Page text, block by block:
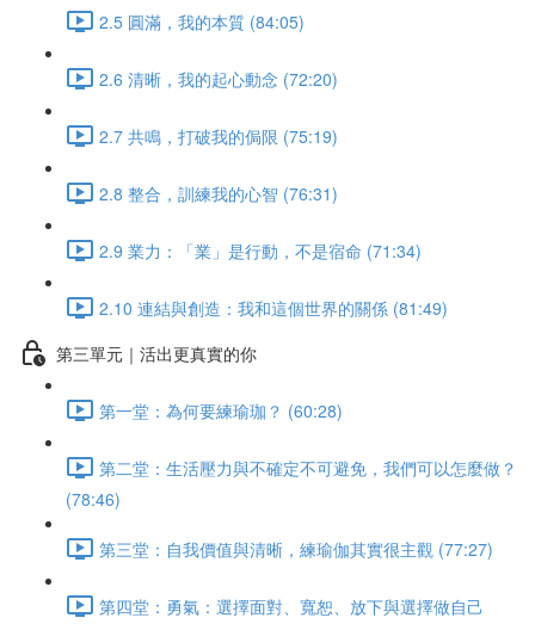
2.5 圓滿，我的本質 (84:05)
2.6 清晰，我的起心動念 (72:20)
2.7 共鳴，打破我的侷限 (75:19)
2.8 整合，訓練我的心智 (76:31)
2.9 業力：「業」是行動，不是宿命 (71:34)
2.10 連結與創造：我和這個世界的關係 (81:49)
第三單元｜活出更真實的你
第一堂：為何要練瑜珈？ (60:28)
第二堂：生活壓力與不確定不可避免，我們可以怎麼做？
(78:46)
第三堂：自我價值與清晰，練瑜伽其實很主觀 (77:27)
第四堂：勇氣：選擇面對、寬恕、放下與選擇做自己